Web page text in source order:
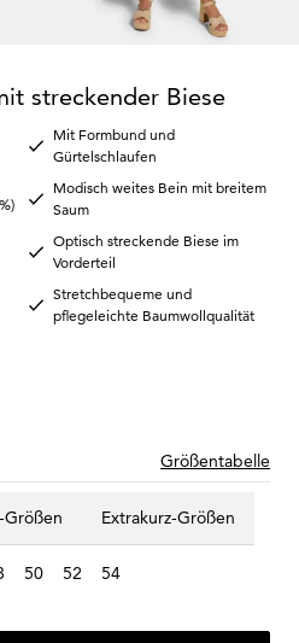
streckender Biese
Mit Formbund und
Gürtelschlaufen
Modisch weites Bein mit breitem
Saum
Optisch streckende Biese im
Vorderteil
Stretchbequeme und
pflegeleichte Baumwollqualität
Größentabelle
Größen Extrakurz-Größen
50 52
54